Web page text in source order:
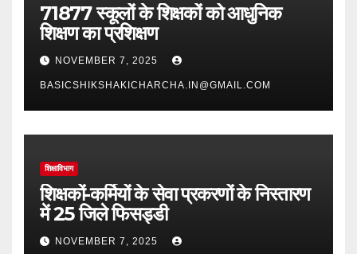
71877 स्कूलों के शिक्षकों को आधुनिक
शिक्षण का प्रशिक्षण
NOVEMBER 7, 2025
BASICSHIKSHAKICHARCHA.IN@GMAIL.COM
शिक्षाविभाग
शिक्षकों-कर्मियों के सेवा प्रकरणों के निस्तारण
में 25 जिले फिसड्डी
NOVEMBER 7, 2025